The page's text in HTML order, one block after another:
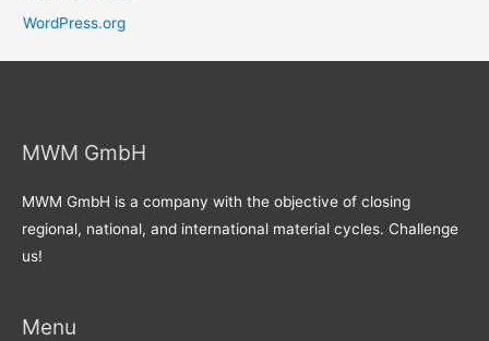
WordPress.org
MWM GmbH
MWM GmbH is a company with the objective of closing
regional, national, and international material cycles. Challenge
us!
Menu